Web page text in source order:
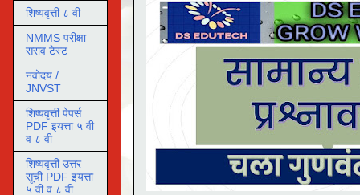
शिष्यवृत्ती ८ वी
NMMS परीक्षा
सराव टेस्ट
नवोदय /
JNVST
शिष्यवृत्ती पेपर्स
PDF इयत्ता ५ वी
व ८ वी
शिष्यवृत्ती उत्तर
सूची PDF इयत्ता
५ वी व ८ वी